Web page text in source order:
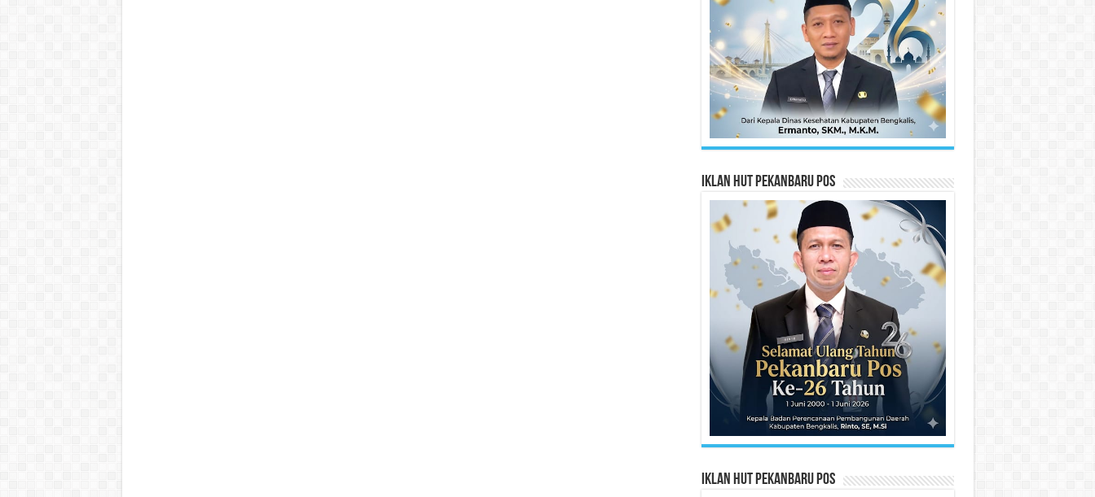
Iklan HUT Pekanbaru Pos
Iklan HUT Pekanbaru Pos